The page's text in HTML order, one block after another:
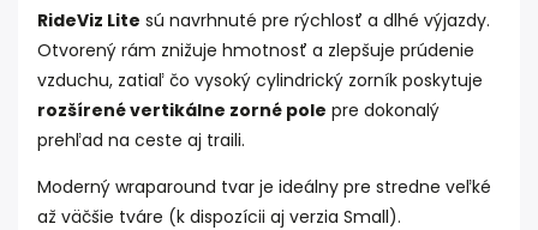
RideViz Lite sú navrhnuté pre rýchlosť a dlhé výjazdy.
Otvorený rám znižuje hmotnosť a zlepšuje prúdenie
vzduchu, zatiaľ čo vysoký cylindrický zorník poskytuje
rozšírené vertikálne zorné pole pre dokonalý
prehľad na ceste aj traili.
Moderný wraparound tvar je ideálny pre stredne veľké
až väčšie tváre (k dispozícii aj verzia Small).